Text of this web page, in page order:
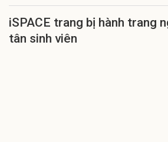
iSPACE trang bị hành trang
tân sinh viên